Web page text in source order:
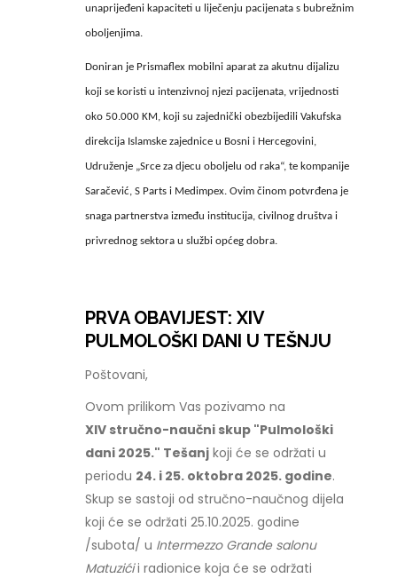
unaprijeđeni kapaciteti u liječenju pacijenata s bubrežnim
oboljenjima.
Doniran je Prismaflex mobilni aparat za akutnu dijalizu
koji se koristi u intenzivnoj njezi pacijenata, vrijednosti
oko 50.000 KM, koji su zajednički obezbijedili Vakufska
direkcija Islamske zajednice u Bosni i Hercegovini,
Udruženje „Srce za djecu oboljelu od raka“, te kompanije
Saračević, S Parts i Medimpex. Ovim činom potvrđena je
snaga partnerstva između institucija, civilnog društva i
privrednog sektora u službi općeg dobra.
PRVA OBAVIJEST: XIV
PULMOLOŠKI DANI U TEŠNJU
Poštovani,
Ovom prilikom Vas pozivamo na
XIV stručno-naučni skup "Pulmološki
dani 2025." Tešanj koji će se održati u
periodu 24. i 25. oktobra 2025. godine.
Skup se sastoji od stručno-naučnog dijela
koji će se održati 25.10.2025. godine
/subota/ u Intermezzo Grande salonu
Matuzićii radionice koja će se održati